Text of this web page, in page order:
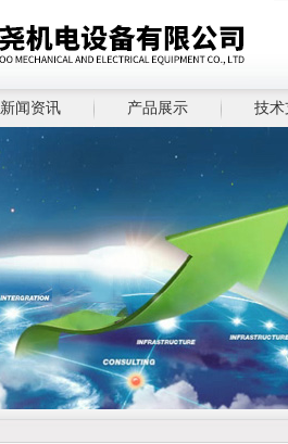
新闻资讯 产品展示 技术